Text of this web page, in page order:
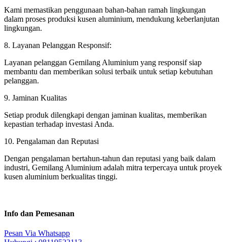
Kami memastikan penggunaan bahan-bahan ramah lingkungan
dalam proses produksi kusen aluminium, mendukung keberlanjutan
lingkungan.
8. Layanan Pelanggan Responsif:
Layanan pelanggan Gemilang Aluminium yang responsif siap
membantu dan memberikan solusi terbaik untuk setiap kebutuhan
pelanggan.
9. Jaminan Kualitas
Setiap produk dilengkapi dengan jaminan kualitas, memberikan
kepastian terhadap investasi Anda.
10. Pengalaman dan Reputasi
Dengan pengalaman bertahun-tahun dan reputasi yang baik dalam
industri, Gemilang Aluminium adalah mitra terpercaya untuk proyek
kusen aluminium berkualitas tinggi.
Info dan Pemesanan
Pesan Via Whatsapp